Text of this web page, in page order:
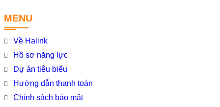
MENU
Về Halink
Hồ sơ năng lực
Dự án tiêu biểu
Hướng dẫn thanh toán
Chính sách bảo mật